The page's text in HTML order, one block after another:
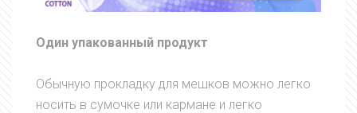
Один упакованный продукт
Обычную прокладку для мешков можно легко
носить в сумочке или кармане и легко